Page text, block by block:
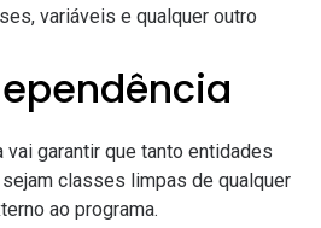
variáveis e qualquer outro
vai garantir que tanto entidades
classes limpas de qualquer
ao programa.